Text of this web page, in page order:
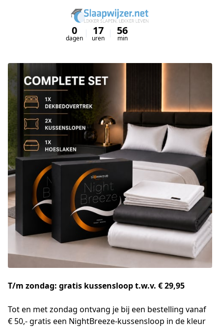
0
dagen
17
uren
56
min
T/m zondag: gratis kussensloop t.w.v. € 29,95
Tot en met zondag ontvang je bij een bestelling vanaf
€ 50,- gratis een NightBreeze-kussensloop in de kleur